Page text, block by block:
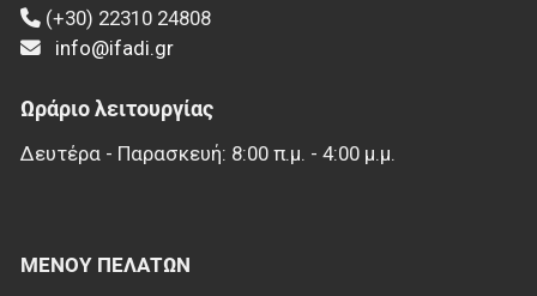
(+30) 22310 24808
info@ifadi.gr
Ωράριο λειτουργίας
Δευτέρα - Παρασκευή: 8:00 π.μ. - 4:00 μ.μ.
ΜΕΝΟΎ ΠΕΛΑΤΏΝ